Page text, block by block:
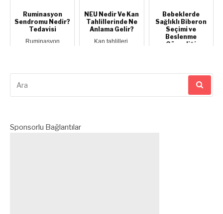
Ruminasyon
Sendromu Nedir?
Tedavisi
Ruminasyon
bili...
NEU Nedir Ve Kan
Tahlillerinde Ne
Anlama Gelir?
Kan tahlilleri,
Bebeklerde
Sağlıklı Biberon
Seçimi ve
Beslenme
Güvenliği
anne sütünden...
yap:
Sponsorlu Bağlantılar